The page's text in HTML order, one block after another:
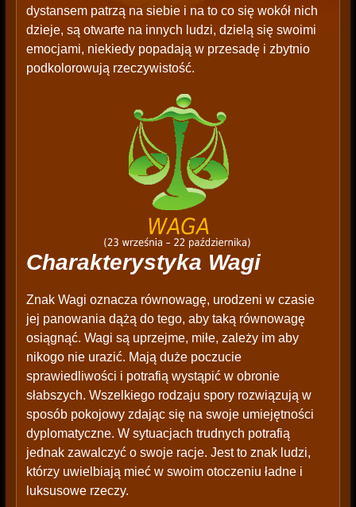
dystansem patrzą na siebie i na to co się wokół nich
dzieje, są otwarte na innych ludzi, dzielą się swoimi
emocjami, niekiedy popadają w przesadę i zbytnio
podkolorowują rzeczywistość.
Charakterystyka Wagi
Znak Wagi oznacza równowagę, urodzeni w czasie
jej panowania dążą do tego, aby taką równowagę
osiągnąć. Wagi są uprzejme, miłe, zależy im aby
nikogo nie urazić. Mają duże poczucie
sprawiedliwości i potrafią wystąpić w obronie
słabszych. Wszelkiego rodzaju spory rozwiązują w
sposób pokojowy zdając się na swoje umiejętności
dyplomatyczne. W sytuacjach trudnych potrafią
jednak zawalczyć o swoje racje. Jest to znak ludzi,
którzy uwielbiają mieć w swoim otoczeniu ładne i
luksusowe rzeczy.